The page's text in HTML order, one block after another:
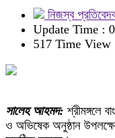
নিজস্ব
Update Time :
517 Time View
সালেহ আহমদ:শ্রীমঙ্গলে
ও অভিষেক অনুষ্ঠান